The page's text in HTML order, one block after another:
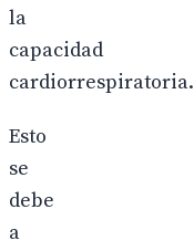
la
capacidad
cardiorrespiratoria.
Esto
se
debe
a